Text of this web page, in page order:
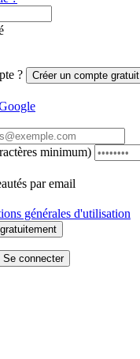
? Créer un compte gratuit
minimum)
par email
générales d'utilisation
Se connecter